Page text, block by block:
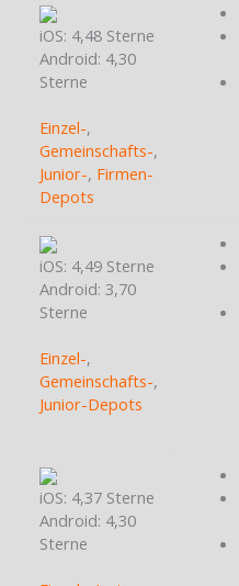
iOS: 4,48 Sterne
Android: 4,30
Sterne
Einzel-,
Gemeinschafts-,
Junior-, Firmen-
Depots
iOS: 4,49 Sterne
Android: 3,70
Sterne
Einzel-,
Gemeinschafts-,
Junior-Depots
iOS: 4,37 Sterne
Android: 4,30
Sterne